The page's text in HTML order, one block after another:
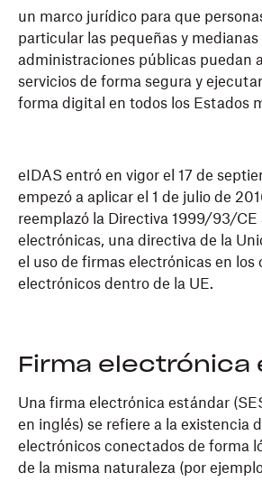
un marco jurídico para que
particular las pequeñas y medianas
administraciones públicas puedan
servicios de forma segura y
forma digital en todos los Estados
eIDAS entró en vigor el 17 de
empezó a aplicar el 1 de julio de
reemplazó la Directiva 1999/93/CE
electrónicas, una directiva de la
el uso de firmas electrónicas en los
electrónicos dentro de la UE.
Firma electrónica
Una firma electrónica estándar
en inglés) se refiere a la existencia
electrónicos conectados de forma
de la misma naturaleza (por